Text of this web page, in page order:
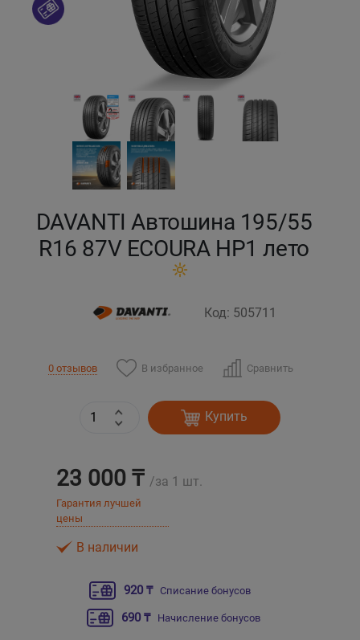
DAVANTI Автошина 195/55
R16 87V ECOURA HP1 лето
Код: 505711
0 отзывов В избранное Сравнить
Купить
23 000 ₸ /за 1 шт.
Гарантия лучшей
цены
В наличии
920 ₸ Списание бонусов
690 ₸ Начисление бонусов
Кокшетау
Кызылорда
Петропавловск
Семей
Шымкент
Экибастуз